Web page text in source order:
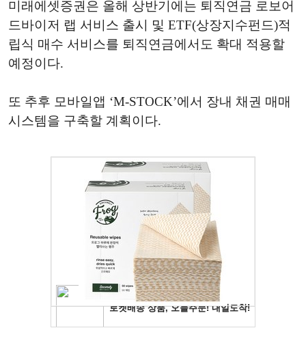
미래에셋증권은 올해 상반기에는 퇴직연금 로보어
드바이저 랩 서비스 출시 및 ETF(상장지수펀드)적
립식 매수 서비스를 퇴직연금에서도 확대 적용할
예정이다.
또 추후 모바일앱 ‘M-STOCK’에서 장내 채권 매매
시스템을 구축할 계획이다.